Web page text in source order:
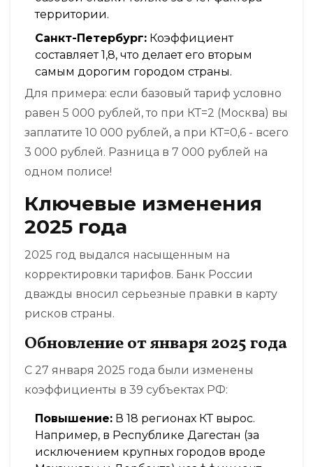
территории.
Санкт-Петербург: Коэффициент
составляет 1,8, что делает его вторым
самым дорогим городом страны.
Для примера: если базовый тариф условно
равен 5 000 рублей, то при КТ=2 (Москва) вы
заплатите 10 000 рублей, а при КТ=0,6 - всего
3 000 рублей. Разница в 7 000 рублей на
одном полисе!
Ключевые изменения
2025 года
2025 год выдался насыщенным на
корректировки тарифов. Банк России
дважды вносил серьезные правки в карту
рисков страны.
Обновление от января 2025 года
С 27 января 2025 года были изменены
коэффициенты в 39 субъектах РФ:
Повышение: В 18 регионах КТ вырос.
Например, в Республике Дагестан (за
исключением крупных городов вроде